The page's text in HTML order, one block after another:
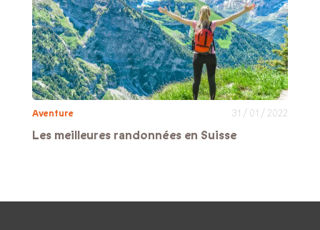
Aventure 31 / 01 / 2022
Les meilleures randonnées en Suisse